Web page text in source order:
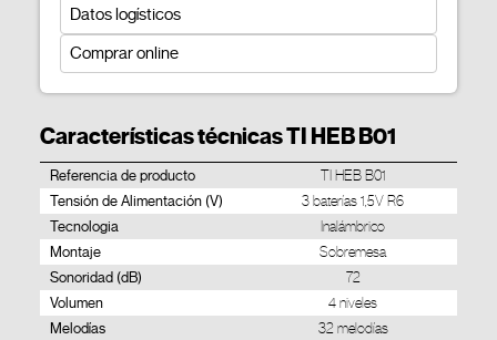
Datos logísticos
Comprar online
Características técnicas TI HEB B01
Referencia de producto TI HEB B01
Tensión de Alimentación (V) 3 baterías 1,5V R6
Tecnologia Inalámbrico
Montaje Sobremesa
Sonoridad (dB) 72
Volumen 4 niveles
Melodías 32 melodías